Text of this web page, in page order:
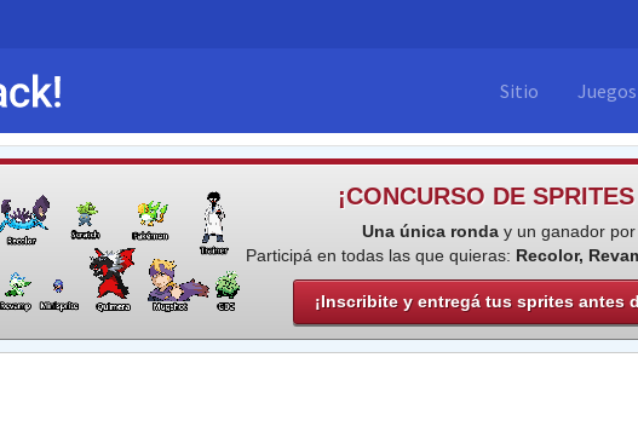
Sitio Juegos
¡CONCURSO DE
Una única ronday un ganador por
Participá en todas las que quieras: Recolor,
¡Inscribite y entregá tus sprites antes